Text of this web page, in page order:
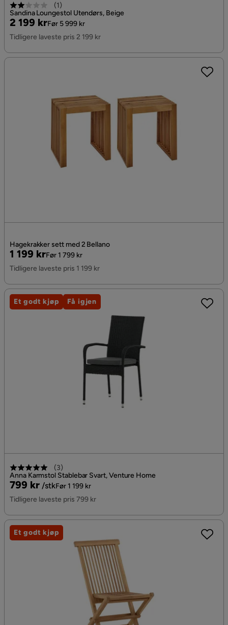
(1)
Sandina Loungestol Utendørs, Beige
Pris
2 199 kr
Original
Pris
Før 5 999 kr
Tidligere laveste pris 2 199 kr
Hagekrakker sett med 2 Bellano
Pris
1 199 kr
Original
Pris
Før 1 799 kr
Tidligere laveste pris 1 199 kr
(3)
Anna Karmstol Stablebar Svart, Venture Home
Pris
799 kr /stk
Original
Pris
Før 1 199 kr
Tidligere laveste pris 799 kr
Et godt kjøp Få igjen
Et godt kjøp